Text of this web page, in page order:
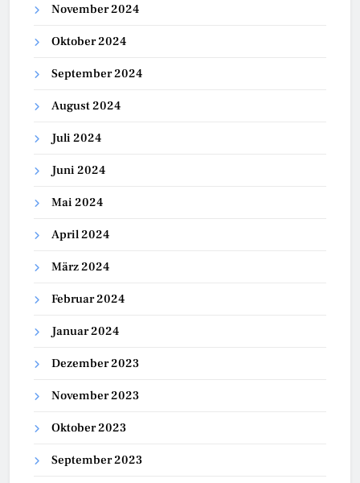
November 2024
Oktober 2024
September 2024
August 2024
Juli 2024
Juni 2024
Mai 2024
April 2024
März 2024
Februar 2024
Januar 2024
Dezember 2023
November 2023
Oktober 2023
September 2023